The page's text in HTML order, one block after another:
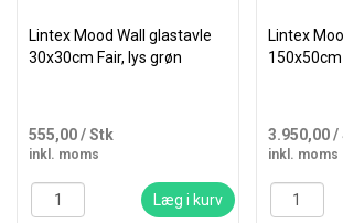
Lintex Mood Wall glastavle
30x30cm Fair, lys grøn
555,00/ Stk
inkl. moms
Læg i kurv
Lintex
150x50cm
3.950,00/
inkl. moms